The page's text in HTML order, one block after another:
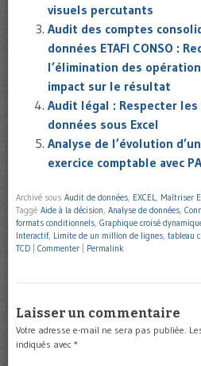
visuels percutants
Audit des comptes
données ETAFI CONSO :
l’élimination des
impact sur le résultat
Audit légal : Respecter les
données sous Excel
Analyse de l’évolution
exercice comptable avec
Archivé sous Audit de données, EXCEL, Maîtriser
Taggé Aide à la décision, Analyse de données,
formats conditionnels, Graphique croisé
Interactif, Limite de un million de lignes, tableau
TCD
Commenter Permalink
Laisser un commentaire
Votre adresse e-mail ne sera pas publiée.
indiqués avec *